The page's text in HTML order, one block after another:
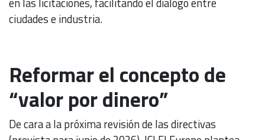
ciudades e industria.
Reformar el concepto de
“valor por dinero”
De cara a la próxima revisión de las directivas